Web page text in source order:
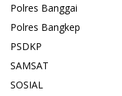
Polres Banggai
Polres Bangkep
PSDKP
SAMSAT
SOSIAL